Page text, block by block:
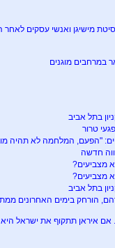
במרחבים מוגנים
בתל אביב
"הפעם, המלחמה לא תהיה
חדשה
מצביעים?
מצביעים?
בתל אביב
הורחק בימים האחרונים
אם איראן תתקוף את ישראל